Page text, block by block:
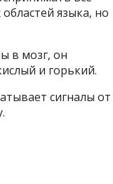
языка, но
в мозг, он
и горький.
сигналы от